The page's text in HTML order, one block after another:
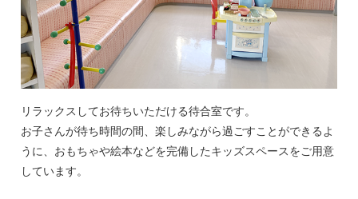
リラックスしてお待ちいただける待合室です。
お子さんが待ち時間の間、楽しみながら過ごすことができるよ
うに、おもちゃや絵本などを完備したキッズスペースをご用意
しています。